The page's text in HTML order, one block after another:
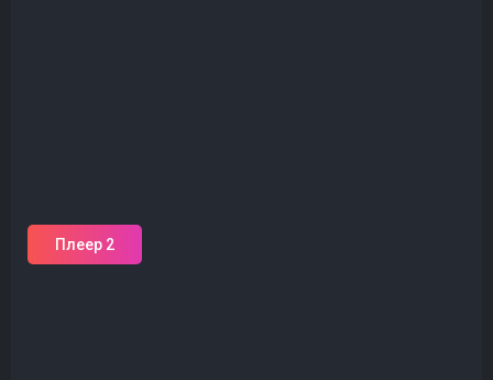
Плеер 2